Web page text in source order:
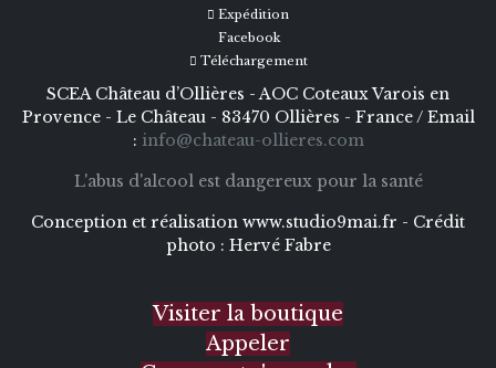
Expédition
Facebook
Téléchargement
SCEA Château d’Ollières - AOC Coteaux Varois en
Provence - Le Château - 83470 Ollières - France / Email
: info@chateau-ollieres.com
L'abus d'alcool est dangereux pour la santé
Conception et réalisation www.studio9mai.fr - Crédit
photo : Hervé Fabre
Visiter la boutique
Appeler